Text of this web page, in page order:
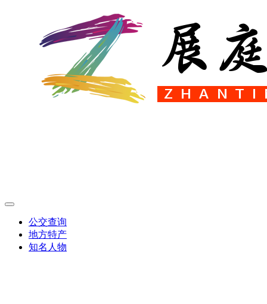
公交查询
地方特产
知名人物